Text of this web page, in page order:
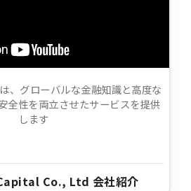
グローバルな金融知識と高度な
全性を両立させたサービスを提供
します
Co., Ltd 会社紹介